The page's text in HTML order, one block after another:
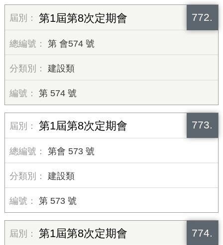
772.
第1屆第8次定期會
第 會574 號
建設類
第 574 號
773.
第1屆第8次定期會
第會 573 號
建設類
第 573 號
774.
第1屆第8次定期會